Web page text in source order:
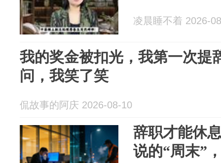
凌晨睡不着 2026-
我的奖金被扣光，我第一次提
问，我笑了笑
侃故事的阿庆 2026-08-10
辞职才能休
说的“周末”